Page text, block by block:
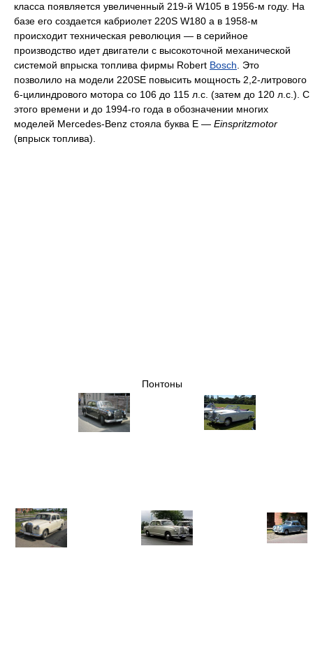
класса появляется увеличенный 219-й W105 в 1956-м году. На
базе его создается кабриолет 220S W180 а в 1958-м
происходит техническая революция — в серийное
производство идет двигатели с высокоточной механической
системой впрыска топлива фирмы Robert Bosch. Это
позволило на модели 220SE повысить мощность 2,2-литрового
6-цилиндрового мотора со 106 до 115 л.с. (затем до 120 л.с.). С
этого времени и до 1994-го года в обозначении многих
моделей Mercedes-Benz стояла буква Е — Einspritzmotor
(впрыск топлива).
Понтоны